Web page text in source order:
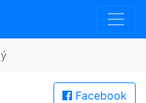
Facebook